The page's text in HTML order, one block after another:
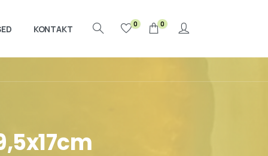
KONTAKT
Otsi
0 0